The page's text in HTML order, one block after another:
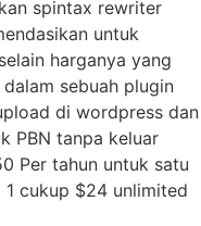
spintax rewriter
untuk
harganya yang
sebuah plugin
di wordpress dan
PBN tanpa keluar
Per tahun untuk satu
1 cukup $24 unlimited